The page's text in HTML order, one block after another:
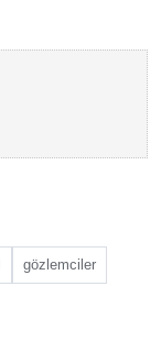
gözlemciler